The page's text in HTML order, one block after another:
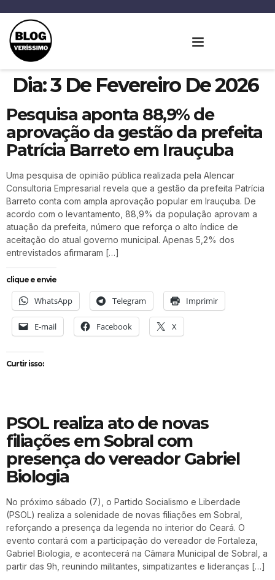
Dia:3 De Fevereiro De 2026
Pesquisa aponta 88,9% de
aprovação da gestão da prefeita
Patrícia Barreto em Irauçuba
Uma pesquisa de opinião pública realizada pela Alencar
Consultoria Empresarial revela que a gestão da prefeita Patrícia
Barreto conta com ampla aprovação popular em Irauçuba. De
acordo com o levantamento, 88,9% da população aprovam a
atuação da prefeita, número que reforça o alto índice de
aceitação do atual governo municipal. Apenas 5,2% dos
entrevistados afirmaram […]
clique e envie
WhatsApp Telegram Imprimir
E-mail Facebook X
Curtir isso:
PSOL realiza ato de novas
filiações em Sobral com
presença do vereador Gabriel
Biologia
No próximo sábado (7), o Partido Socialismo e Liberdade
(PSOL) realiza a solenidade de novas filiações em Sobral,
reforçando a presença da legenda no interior do Ceará. O
evento contará com a participação do vereador de Fortaleza,
Gabriel Biologia, e acontecerá na Câmara Municipal de Sobral, a
partir das 9h, reunindo militantes, simpatizantes e lideranças […]